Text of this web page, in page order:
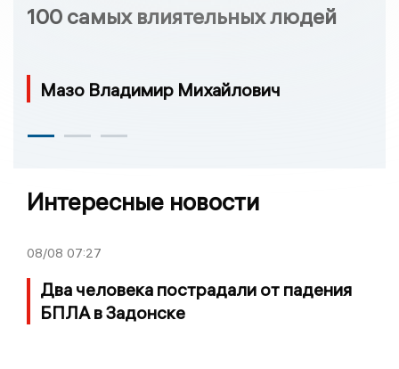
100 самых влиятельных людей
Мазо Владимир Михайлович
Интересные новости
08/08 07:27
Два человека пострадали от падения
БПЛА в Задонске